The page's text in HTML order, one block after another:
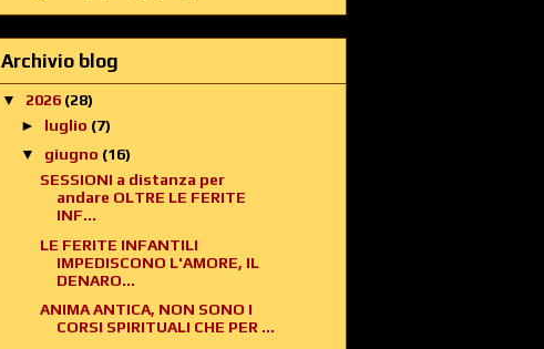
Archivio blog
▼ 2026 (28)
► luglio (7)
▼ giugno (16)
SESSIONI a distanza per
andare OLTRE LE FERITE
INF...
LE FERITE INFANTILI
IMPEDISCONO L'AMORE, IL
DENARO...
ANIMA ANTICA, NON SONO I
CORSI SPIRITUALI CHE PER ...